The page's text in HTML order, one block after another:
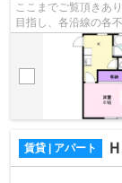
ここまでご覧頂きあ
目指し、各沿線の各
様へ提供しておりま
賃貸 | アパート